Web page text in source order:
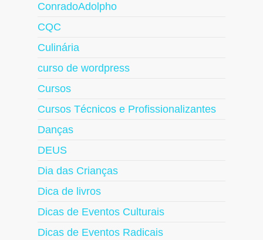
ConradoAdolpho
CQC
Culinária
curso de wordpress
Cursos
Cursos Técnicos e Profissionalizantes
Danças
DEUS
Dia das Crianças
Dica de livros
Dicas de Eventos Culturais
Dicas de Eventos Radicais